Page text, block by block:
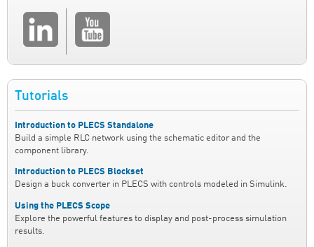
Tutorials
Introduction to PLECS Standalone
Build a simple RLC network using the schematic editor and the
component library.
Introduction to PLECS Blockset
Design a buck converter in PLECS with controls modeled in Simulink.
Using the PLECS Scope
Explore the powerful features to display and post-process simulation
results.